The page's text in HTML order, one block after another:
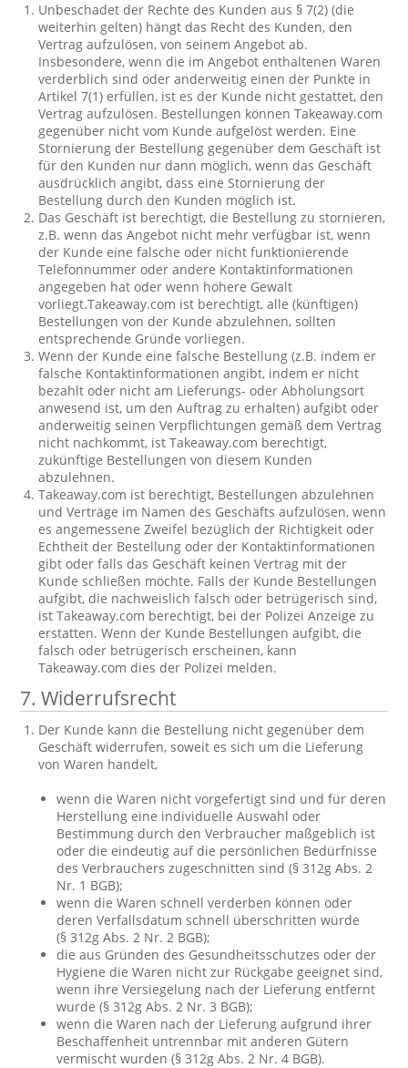
Unbeschadet der Rechte des Kunden aus § 7(2) (die
weiterhin gelten) hängt das Recht des Kunden, den
Vertrag aufzulösen, von seinem Angebot ab.
Insbesondere, wenn die im Angebot enthaltenen Waren
verderblich sind oder anderweitig einen der Punkte in
Artikel 7(1) erfüllen, ist es der Kunde nicht gestattet, den
Vertrag aufzulösen. Bestellungen können Takeaway.com
gegenüber nicht vom Kunde aufgelöst werden. Eine
Stornierung der Bestellung gegenüber dem Geschäft ist
für den Kunden nur dann möglich, wenn das Geschäft
ausdrücklich angibt, dass eine Stornierung der
Bestellung durch den Kunden möglich ist.
Das Geschäft ist berechtigt, die Bestellung zu stornieren,
z.B. wenn das Angebot nicht mehr verfügbar ist, wenn
der Kunde eine falsche oder nicht funktionierende
Telefonnummer oder andere Kontaktinformationen
angegeben hat oder wenn höhere Gewalt
vorliegt.Takeaway.com ist berechtigt, alle (künftigen)
Bestellungen von der Kunde abzulehnen, sollten
entsprechende Gründe vorliegen.
Wenn der Kunde eine falsche Bestellung (z.B. indem er
falsche Kontaktinformationen angibt, indem er nicht
bezahlt oder nicht am Lieferungs- oder Abholungsort
anwesend ist, um den Auftrag zu erhalten) aufgibt oder
anderweitig seinen Verpflichtungen gemäß dem Vertrag
nicht nachkommt, ist Takeaway.com berechtigt,
zukünftige Bestellungen von diesem Kunden
abzulehnen.
Takeaway.com ist berechtigt, Bestellungen abzulehnen
und Verträge im Namen des Geschäfts aufzulösen, wenn
es angemessene Zweifel bezüglich der Richtigkeit oder
Echtheit der Bestellung oder der Kontaktinformationen
gibt oder falls das Geschäft keinen Vertrag mit der
Kunde schließen möchte. Falls der Kunde Bestellungen
aufgibt, die nachweislich falsch oder betrügerisch sind,
ist Takeaway.com berechtigt, bei der Polizei Anzeige zu
erstatten. Wenn der Kunde Bestellungen aufgibt, die
falsch oder betrügerisch erscheinen, kann
Takeaway.com dies der Polizei melden.
7. Widerrufsrecht
Der Kunde kann die Bestellung nicht gegenüber dem
Geschäft widerrufen, soweit es sich um die Lieferung
von Waren handelt,
wenn die Waren nicht vorgefertigt sind und für deren
Herstellung eine individuelle Auswahl oder
Bestimmung durch den Verbraucher maßgeblich ist
oder die eindeutig auf die persönlichen Bedürfnisse
des Verbrauchers zugeschnitten sind (§ 312g Abs. 2
Nr. 1 BGB);
wenn die Waren schnell verderben können oder
deren Verfallsdatum schnell überschritten würde
(§ 312g Abs. 2 Nr. 2 BGB);
die aus Gründen des Gesundheitsschutzes oder der
Hygiene die Waren nicht zur Rückgabe geeignet sind,
wenn ihre Versiegelung nach der Lieferung entfernt
wurde (§ 312g Abs. 2 Nr. 3 BGB);
wenn die Waren nach der Lieferung aufgrund ihrer
Beschaffenheit untrennbar mit anderen Gütern
vermischt wurden (§ 312g Abs. 2 Nr. 4 BGB).